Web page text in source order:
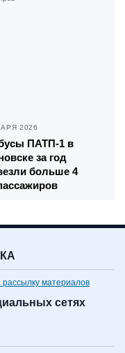
2026
ПАТП-1 в
за год
больше 4
рассылку материалов
сетях